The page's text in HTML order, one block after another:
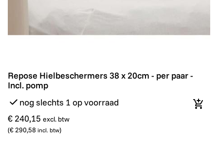
Repose Hielbeschermers 38 x 20cm - per paar - Incl.
Repose Hielbeschermers 38 x 20cm - per paar -
Incl. pomp
nog slechts 1 op voorraad
€ 240,15 excl. btw
(€ 290,58 incl. btw)
In